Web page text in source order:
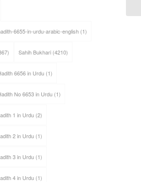
6655-in-urdu-arabic-english(1)
Sahih Bukhari(4210)
6656 in Urdu(1)
No 6653 in Urdu(1)
1 in Urdu(2)
2 in Urdu(1)
3 in Urdu(1)
4 in Urdu(1)